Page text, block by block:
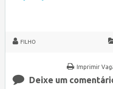
FILHO
Imprimir
Deixe um